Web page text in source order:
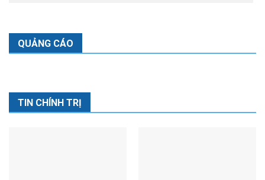
QUẢNG CÁO
TIN CHÍNH TRỊ